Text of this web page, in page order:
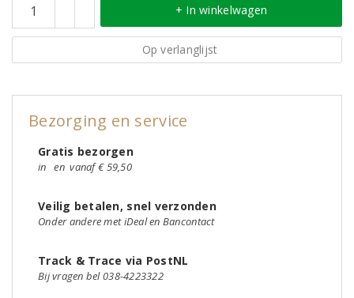
+ In winkelwagen
Op verlanglijst
Bezorging en service
Gratis bezorgen
in en vanaf € 59,50
Veilig betalen, snel verzonden
Onder andere met iDeal en Bancontact
Track & Trace via PostNL
Bij vragen bel 038-4223322